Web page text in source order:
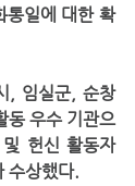
통일에 대한 확
동 우수 기관으
헌신 활동자
수상했다.